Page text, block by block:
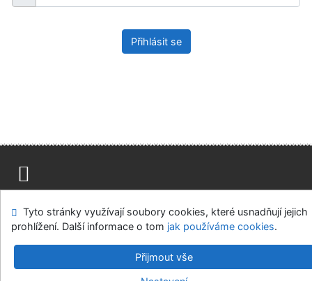
Přihlásit se
Modul OpenSearch
Napište nám Nastavení cookies
Ústavní soud, IČO: 48513687, se sídlem Joštova 625/8,
Tyto stránky využívají soubory cookies, které usnadňují jejich
prohlížení. Další informace o tom jak používáme cookies.
Přijmout vše